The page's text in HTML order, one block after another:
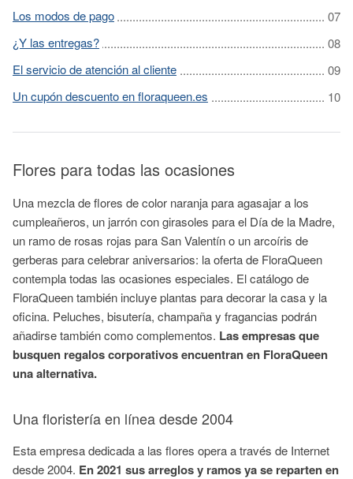
Los modos de pago
¿Y las entregas?
El servicio de atención al cliente
Un cupón descuento en floraqueen.es
Flores para todas las ocasiones
Una mezcla de flores de color naranja para agasajar a los
cumpleañeros, un jarrón con girasoles para el Día de la Madre,
un ramo de rosas rojas para San Valentín o un arcoíris de
gerberas para celebrar aniversarios: la oferta de FloraQueen
contempla todas las ocasiones especiales. El catálogo de
FloraQueen también incluye plantas para decorar la casa y la
oficina. Peluches, bisutería, champaña y fragancias podrán
añadirse también como complementos. Las empresas que
busquen regalos corporativos encuentran en FloraQueen
una alternativa.
Una floristería en línea desde 2004
Esta empresa dedicada a las flores opera a través de Internet
desde 2004. En 2021 sus arreglos y ramos ya se reparten en